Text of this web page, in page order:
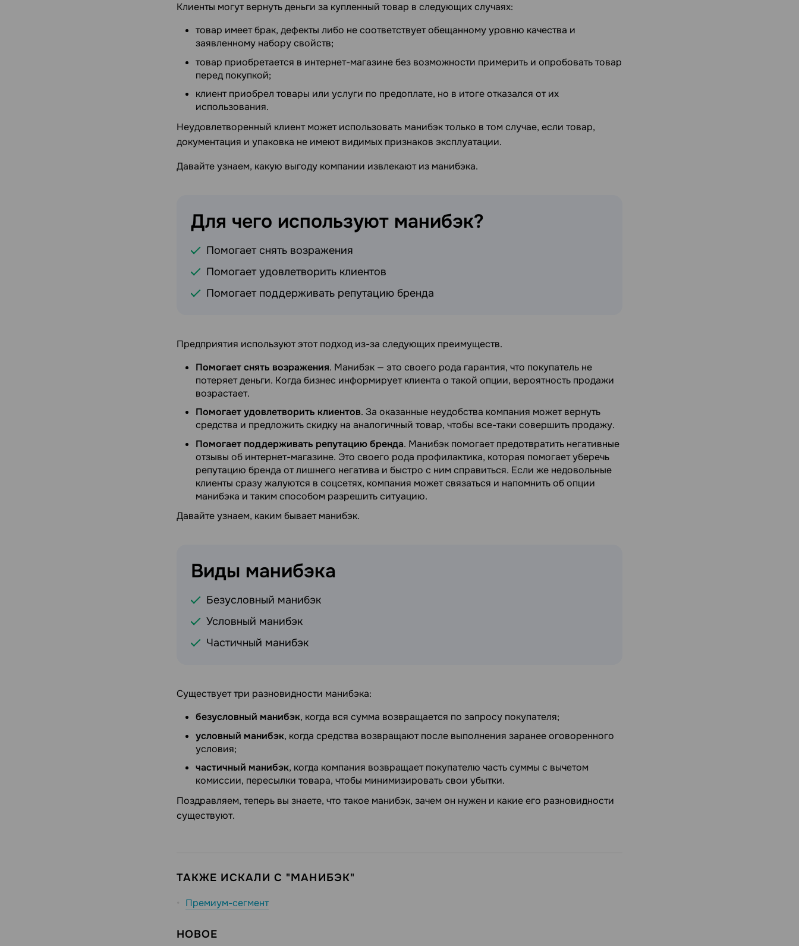
Клиенты могут вернуть деньги за купленный товар в следующих случаях:
товар имеет брак, дефекты либо не соответствует обещанному уровню качества и
заявленному набору свойств;
товар приобретается в интернет-магазине без возможности примерить и опробовать товар
перед покупкой;
клиент приобрел товары или услуги по предоплате, но в итоге отказался от их
использования.
Неудовлетворенный клиент может использовать манибэк только в том случае, если товар,
документация и упаковка не имеют видимых признаков эксплуатации.
Давайте узнаем, какую выгоду компании извлекают из манибэка.
Для чего используют манибэк?
Помогает снять возражения
Помогает удовлетворить клиентов
Помогает поддерживать репутацию бренда
Предприятия используют этот подход из-за следующих преимуществ.
Помогает снять возражения. Манибэк — это своего рода гарантия, что покупатель не
потеряет деньги. Когда бизнес информирует клиента о такой опции, вероятность продажи
возрастает.
Помогает удовлетворить клиентов. За оказанные неудобства компания может вернуть
средства и предложить скидку на аналогичный товар, чтобы все-таки совершить продажу.
Помогает поддерживать репутацию бренда. Манибэк помогает предотвратить негативные
отзывы об интернет-магазине. Это своего рода профилактика, которая помогает уберечь
репутацию бренда от лишнего негатива и быстро с ним справиться. Если же недовольные
клиенты сразу жалуются в соцсетях, компания может связаться и напомнить об опции
манибэка и таким способом разрешить ситуацию.
Давайте узнаем, каким бывает манибэк.
Виды манибэка
Безусловный манибэк
Условный манибэк
Частичный манибэк
Существует три разновидности манибэка:
безусловный манибэк, когда вся сумма возвращается по запросу покупателя;
условный манибэк, когда средства возвращают после выполнения заранее оговоренного
условия;
частичный манибэк, когда компания возвращает покупателю часть суммы с вычетом
комиссии, пересылки товара, чтобы минимизировать свои убытки.
Поздравляем, теперь вы знаете, что такое манибэк, зачем он нужен и какие его разновидности
существуют.
ТАКЖЕ ИСКАЛИ С "МАНИБЭК"
Премиум-сегмент
НОВОЕ